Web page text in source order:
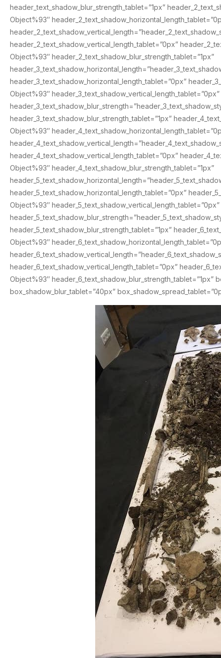
header_text_shadow_blur_strength_tablet=”1px”
Object%93″
header_2_text_shadow_vertical_length_tablet=”0px”
Object%93″ header_2_text_shadow_blur_strength_tablet=”1px”
header_3_text_shadow_horizontal_length_tablet=”0px”
Object%93″ header_3_text_shadow_vertical_length_tablet=”0px”
header_3_text_shadow_blur_strength_tablet=”1px”
Object%93″
header_4_text_shadow_vertical_length_tablet=”0px”
Object%93″ header_4_text_shadow_blur_strength_tablet=”1px”
header_5_text_shadow_horizontal_length_tablet=”0px”
Object%93″ header_5_text_shadow_vertical_length_tablet=”0px”
header_5_text_shadow_blur_strength_tablet=”1px”
Object%93″
header_6_text_shadow_vertical_length_tablet=”0px”
Object%93″
box_shadow_blur_tablet=”40px”